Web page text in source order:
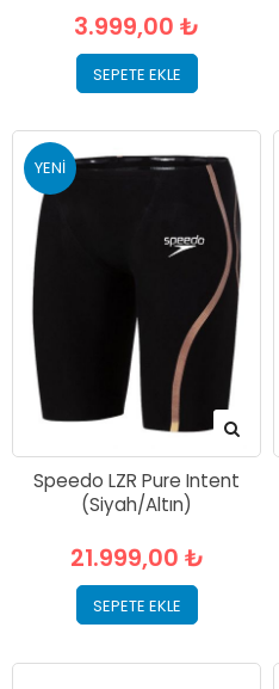
3.999,00 ₺
SEPETE EKLE
YENI
Speedo LZR Pure Intent
(Siyah/Altın)
21.999,00 ₺
SEPETE EKLE